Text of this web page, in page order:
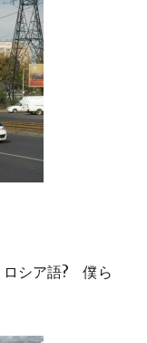
ロシア語? 僕ら